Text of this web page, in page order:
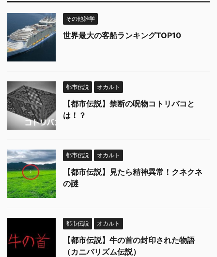
その他雑学
世界最大の客船ランキングTOP10
都市伝説 オカルト
【都市伝説】禁断の呪物コトリバコと
は！？
都市伝説 オカルト
【都市伝説】見たら精神異常！クネクネ
の謎
都市伝説 オカルト
【都市伝説】牛の首の封印された物語
（カニバリズム伝説）